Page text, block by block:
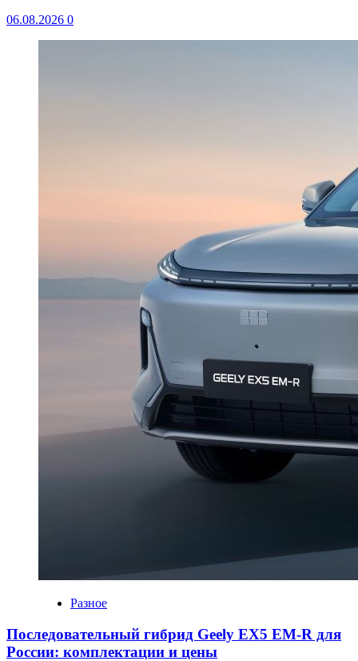
06.08.2026 0
Разное
Последовательный гибрид Geely EX5 EM-R для
России: комплектации и цены